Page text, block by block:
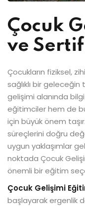
Çocuk
ve
Çocukların fiziksel,
sağlıklı bir
gelişimi alanında
eğitimciler hem de
için büyük önem
süreçlerini doğru
uygun yaklaşımlar
noktada Çocuk
önemli bir eğitim
Çocuk Gelişimi
başlayarak ergenlik